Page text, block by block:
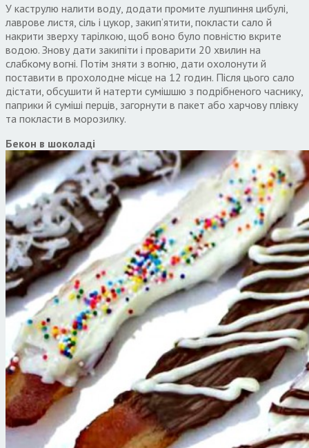
У каструлю налити воду, додати промите лушпиння цибулі,
лаврове листя, сіль і цукор, закип’ятити, покласти сало й
накрити зверху тарілкою, щоб воно було повністю вкрите
водою. Знову дати закипіти і проварити 20 хвилин на
слабкому вогні. Потім зняти з вогню, дати охолонути й
поставити в прохолодне місце на 12 годин. Після цього сало
дістати, обсушити й натерти сумішшю з подрібненого часнику,
паприки й суміші перців, загорнути в пакет або харчову плівку
та покласти в морозилку.
Бекон в шоколаді